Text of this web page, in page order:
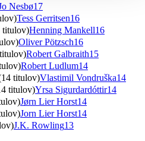
Nesbø17
Tess Gerritsen16
titulov)Henning Mankell16
Oliver Pötzsch16
Robert Galbraith15
Robert Ludlum14
titulov)Vlastimil Vondruška14
titulov)Yrsa Sigurdardóttir14
Jørn Lier Horst14
Jorn Lier Horst14
J.K. Rowling13